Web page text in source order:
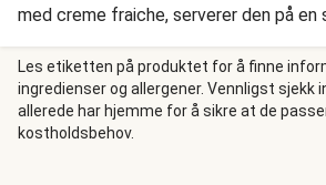
med creme fraiche, serverer den på en
basmatiris og topper den med
Les etiketten på produktet for å finne
ingredienser og allergener. Vennligst sjekk
allerede har hjemme for å sikre at de
kostholdsbehov.